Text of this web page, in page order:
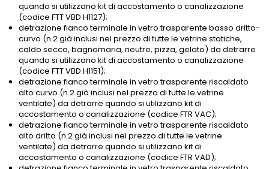
quando si utilizzano kit di accostamento o canalizzazione
(codice FTT VBD H1127);
detrazione fianco terminale in vetro trasparente basso dritto-
curvo (n.2 già inclusi nel prezzo di tutte le vetrine statiche,
caldo secco, bagnomaria, neutre, pizza, gelato) da detrarre
quando si utilizzano kit di accostamento o canalizzazione
(codice FTT VBD H1151);
detrazione fianco terminale in vetro trasparente riscaldato
alto curvo (n.2 già inclusi nel prezzo di tutte le vetrine
ventilate) da detrarre quando si utilizzano kit di
accostamento o canalizzazione (codice FTR VAC);
detrazione fianco terminale in vetro trasparente riscaldato
alto dritto (n.2 già inclusi nel prezzo di tutte le vetrine
ventilate) da detrarre quando si utilizzano kit di
accostamento o canalizzazione (codice FTR VAD);